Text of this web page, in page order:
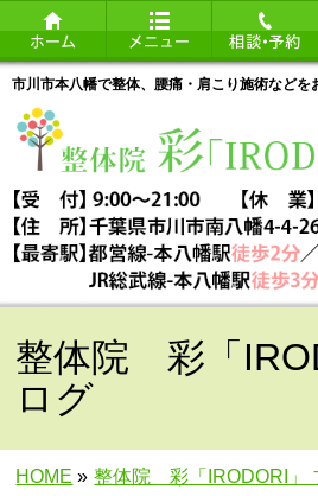
市川市本八幡で整体、腰痛・肩こり施術などを
整体院 彩「
ログ
HOME » 整体院 彩「IRODORI」